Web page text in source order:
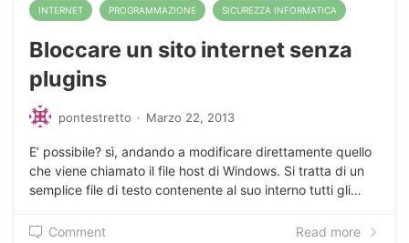
INTERNET PROGRAMMAZIONE SICUREZZA INFORMATICA
Bloccare un sito internet senza
plugins
pontestretto · Marzo 22, 2013
E’ possibile? sì, andando a modificare direttamente quello
che viene chiamato il file host di Windows. Si tratta di un
semplice file di testo contenente al suo interno tutti gli…
Comment Read more